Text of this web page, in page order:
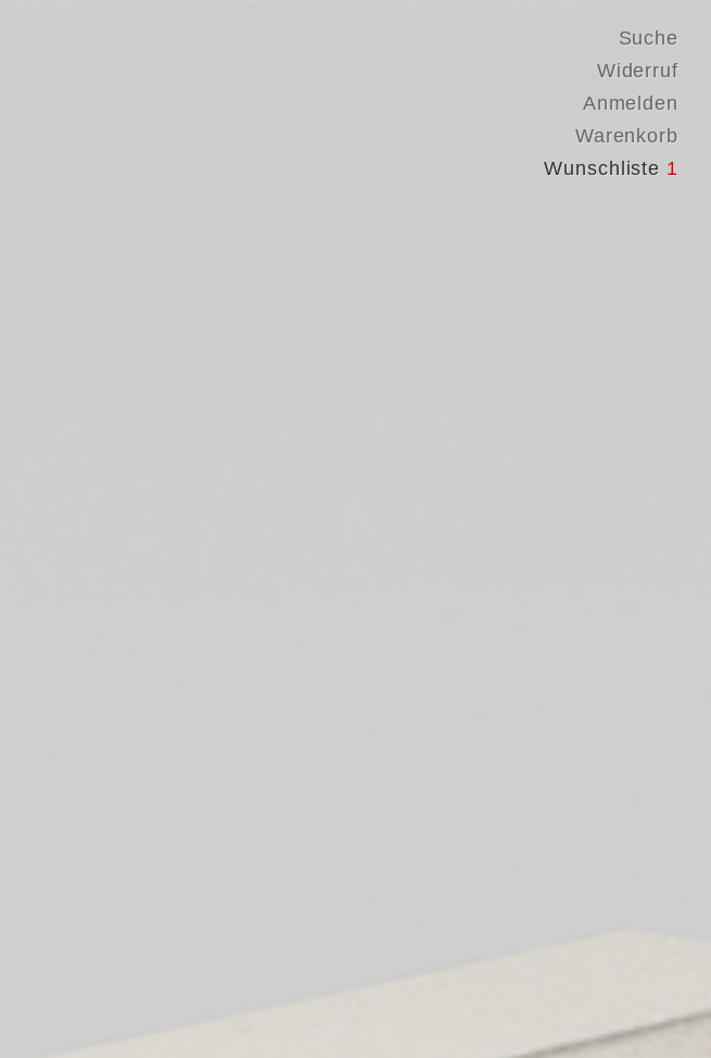
Suche
Widerruf
Anmelden
Warenkorb
Wunschliste 1